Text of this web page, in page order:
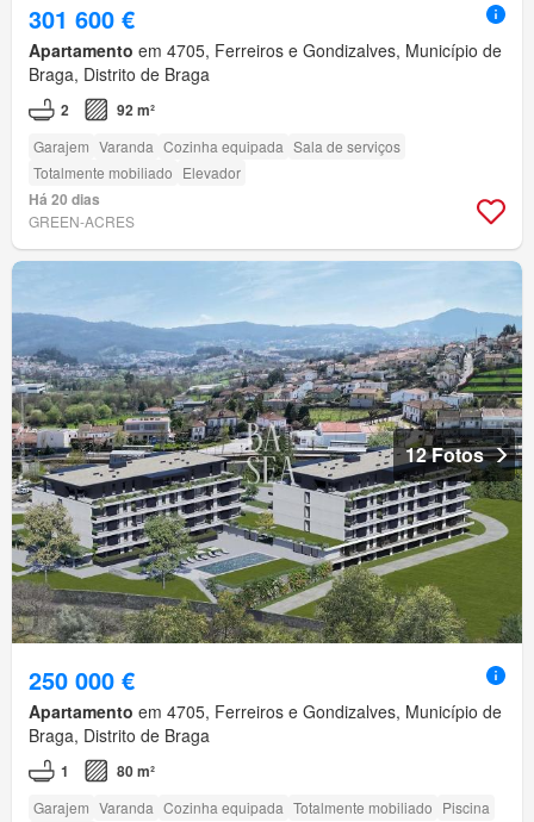
301 600 €
Apartamento em 4705, Ferreiros e Gondizalves, Município de
Braga, Distrito de Braga
2 92 m²
Garajem Varanda Cozinha equipada Sala de serviços
Totalmente mobiliado Elevador
Há 20 dias
GREEN-ACRES
12 Fotos
250 000 €
Apartamento em 4705, Ferreiros e Gondizalves, Município de
Braga, Distrito de Braga
1 80 m²
Garajem Varanda Cozinha equipada Totalmente mobiliado Piscina